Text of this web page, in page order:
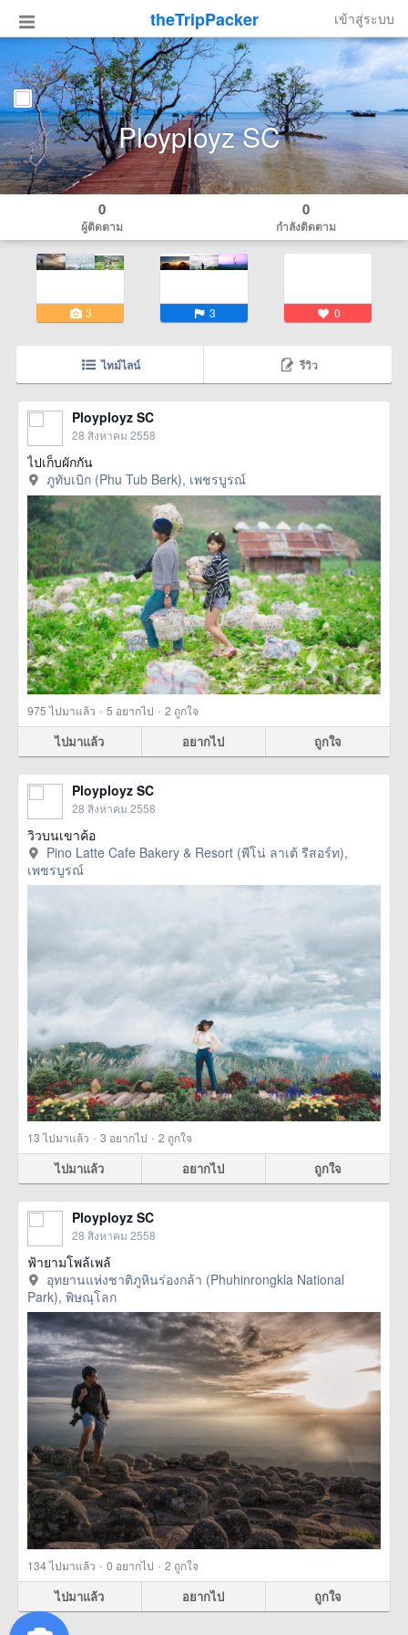
theTripPacker เข้าสู่ระบบ
Ployployz SC
0
ผู้ติดตาม
0
กำลังติดตาม
3 3 0
ไทม์ไลน์ รีวิว
Ployployz SC
28 สิงหาคม 2558
ไปเก็บผักกัน
ภูทับเบิก (Phu Tub Berk), เพชรบูรณ์
975ไปมาแล้ว · 5 อยากไป · 2 ถูกใจ
ไปมาแล้ว อยากไป ถูกใจ
Ployployz SC
28 สิงหาคม 2558
วิวบนเขาค้อ
Pino Latte Cafe Bakery & Resort (พีโน่ ลาเต้ รีสอร์ท),
เพชรบูรณ์
13ไปมาแล้ว · 3 อยากไป · 2 ถูกใจ
ไปมาแล้ว อยากไป ถูกใจ
Ployployz SC
28 สิงหาคม 2558
ฟ้ายามโพล้เพล้
อุทยานแห่งชาติภูหินร่องกล้า (Phuhinrongkla National
Park), พิษณุโลก
134ไปมาแล้ว · 0 อยากไป · 2 ถูกใจ
ไปมาแล้ว อยากไป ถูกใจ